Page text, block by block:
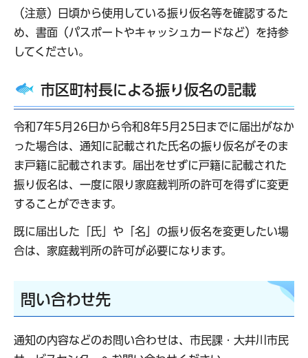
（注意）日頃から使用している振り仮名等を確認するた
め、書面（パスポートやキャッシュカードなど）を持参
してください。
市区町村長による振り仮名の記載
令和7年5月26日から令和8年5月25日までに届出がなか
った場合は、通知に記載された氏名の振り仮名がそのま
ま戸籍に記載されます。届出をせずに戸籍に記載された
振り仮名は、一度に限り家庭裁判所の許可を得ずに変更
することができます。
既に届出した「氏」や「名」の振り仮名を変更したい場
合は、家庭裁判所の許可が必要になります。
問い合わせ先
通知の内容などのお問い合わせは、市民課・大井川市民